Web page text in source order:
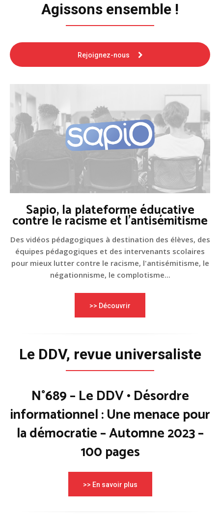
Agissons ensemble !
Rejoignez-nous
Sapio, la plateforme éducative
contre le racisme et l'antisémitisme
Des vidéos pédagogiques à destination des élèves, des
équipes pédagogiques et des intervenants scolaires
pour mieux lutter contre le racisme, l'antisémitisme, le
négationnisme, le complotisme...
>> Découvrir
Le DDV, revue universaliste
N°689 – Le DDV • Désordre
informationnel : Une menace pour
la démocratie – Automne 2023 –
100 pages
>> En savoir plus